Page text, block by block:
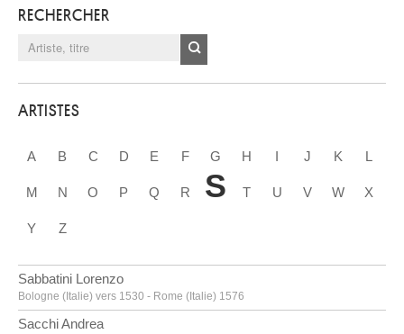
RECHERCHER
ARTISTES
A B C D E F G H I J K L
M N O P Q R S T U V W X
Y Z
Sabbatini Lorenzo
Bologne (Italie) vers 1530 - Rome (Italie) 1576
Sacchi Andrea